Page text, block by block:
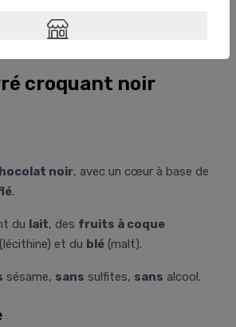
croquant noir
noir, avec un cœur à base de
.
du lait, des fruits à coque
(lécithine) et du blé (malt).
sésame, sans sulfites, sans alcool.